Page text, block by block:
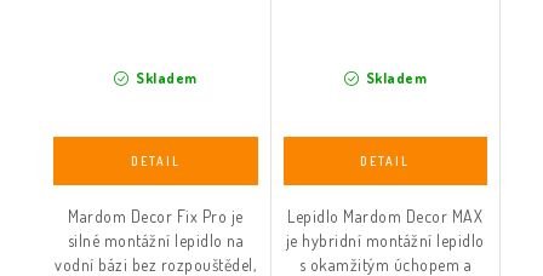
Skladem
Mardom Decor Fix Pro je
silné montážní lepidlo na
vodní bázi bez rozpouštědel,
Skladem
Lepidlo Mardom Decor MAX
je hybridní montážní lepidlo
s okamžitým úchopem a